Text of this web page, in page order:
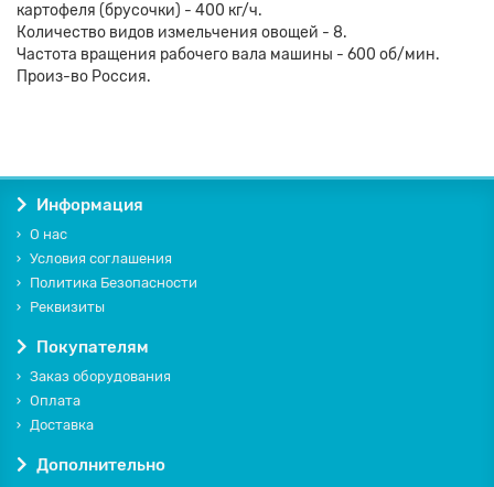
картофеля (брусочки) - 400 кг/ч.
Количество видов измельчения овощей - 8.
Частота вращения рабочего вала машины - 600 об/мин.
Произ-во Россия.
Информация
О нас
Условия соглашения
Политика Безопасности
Реквизиты
Покупателям
Заказ оборудования
Оплата
Доставка
Дополнительно